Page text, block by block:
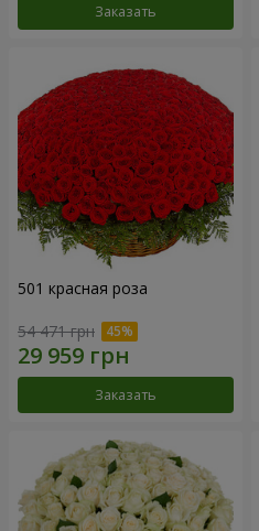
Заказать
501 красная роза
54 471 грн
Заказать